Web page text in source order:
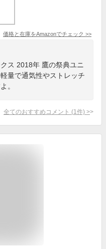
価格と在庫をAmazonでチェック >>
ス 2018年 鷹の祭典ユニ
量で通気性やストレッチ
。
全てのおすすめコメント (1 件) >